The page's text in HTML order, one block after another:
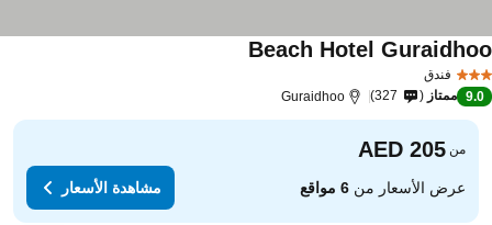
فندق
Beach Hotel
9.0 ممتاز 327
Guraidhoo
من
عرض الأسعار من6 مواقع مشاهدة الأسعار